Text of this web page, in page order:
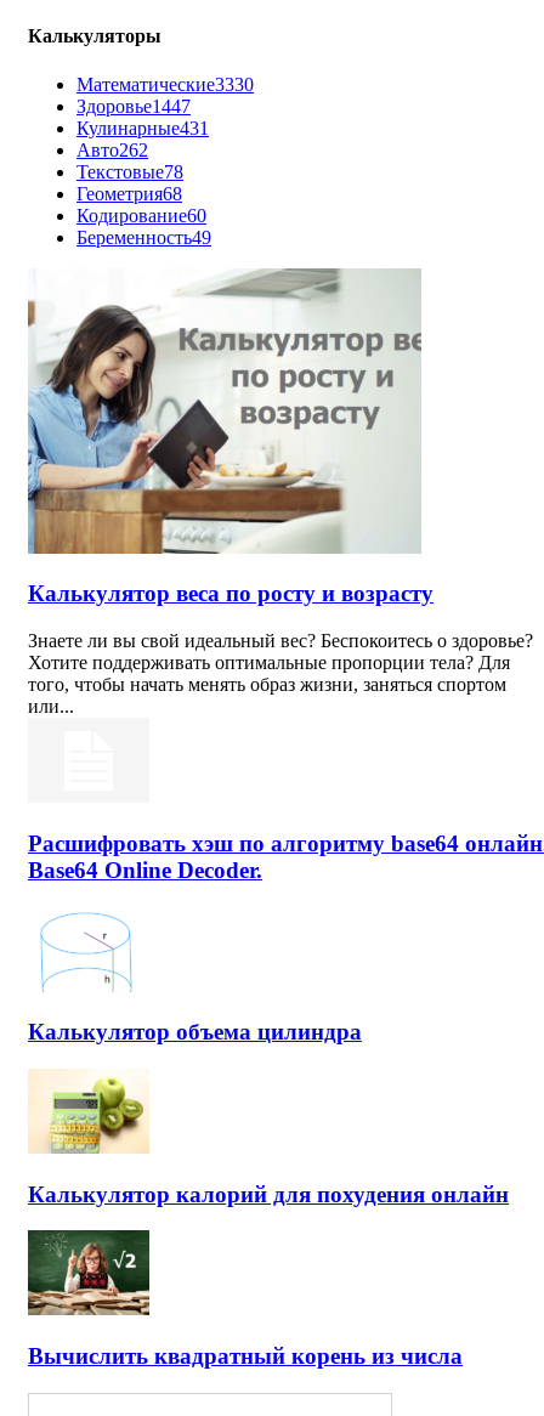
Калькуляторы
Математические3330
Здоровье1447
Кулинарные431
Авто262
Текстовые78
Геометрия68
Кодирование60
Беременность49
Калькулятор веса по росту и возрасту
Знаете ли вы свой идеальный вес? Беспокоитесь о здоровье?
Хотите поддерживать оптимальные пропорции тела? Для
того, чтобы начать менять образ жизни, заняться спортом
или...
Расшифровать хэш по алгоритму base64
Base64 Online Decoder.
Калькулятор объема цилиндра
Калькулятор калорий для похудения онлайн
Вычислить квадратный корень из числа